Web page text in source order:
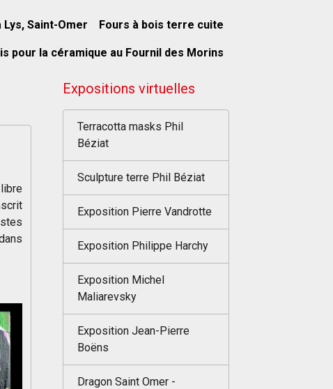
Saint-Omer Fours à bois terre cuite
pour la céramique au Fournil des Morins
Expositions virtuelles
Terracotta masks Phil
Béziat
Sculpture terre Phil Béziat
Exposition Pierre Vandrotte
Exposition Philippe Harchy
Exposition Michel
Maliarevsky
Exposition Jean-Pierre
Boëns
Dragon Saint Omer -